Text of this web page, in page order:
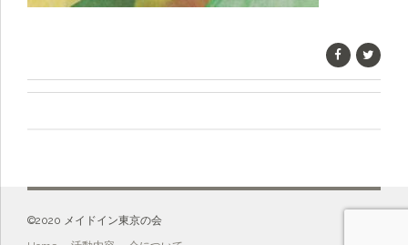
©️2020 メイドイン東京の会